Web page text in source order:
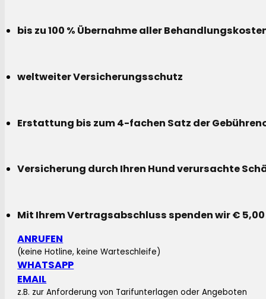
bis zu 100 % Übernahme aller
weltweiter Versicherungsschutz
Erstattung bis zum 4-fachen Satz der
Versicherung durch Ihren Hund verursachte
Mit Ihrem Vertragsabschluss spenden wir €
ANRUFEN
(keine Hotline, keine Warteschleife)
WHATSAPP
EMAIL
z.B. zur Anforderung von Tarifunterlagen oder Angeboten